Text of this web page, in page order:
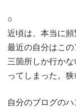
○
近頃は、本当に頻
最近の自分はこ
三箇所しか行か
ってしまった。狭
自分のブログの